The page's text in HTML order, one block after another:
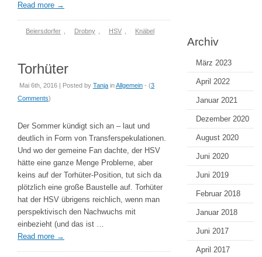
Read more →
Beiersdorfer Drobny HSV Knäbel
Torhüter
Mai 6th, 2016 | Posted by Tanja inAllgemein - (3
Comments)
Der Sommer kündigt sich an – laut und
deutlich in Form von Transferspekulationen.
Und wo der gemeine Fan dachte, der HSV
hätte eine ganze Menge Probleme, aber
keins auf der Torhüter-Position, tut sich da
plötzlich eine große Baustelle auf. Torhüter
hat der HSV übrigens reichlich, wenn man
perspektivisch den Nachwuchs mit
einbezieht (und das ist …
Read more →
Archiv
März 2023
April 2022
Januar 2021
Dezember 2020
August 2020
Juni 2020
Juni 2019
Februar 2018
Januar 2018
Juni 2017
April 2017